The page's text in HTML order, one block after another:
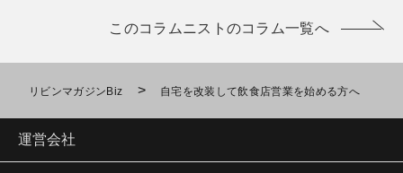
このコラムニストのコラム一覧へ
リビンマガジンBiz > 自宅を改装して飲食店営業を始める方へ
運営会社